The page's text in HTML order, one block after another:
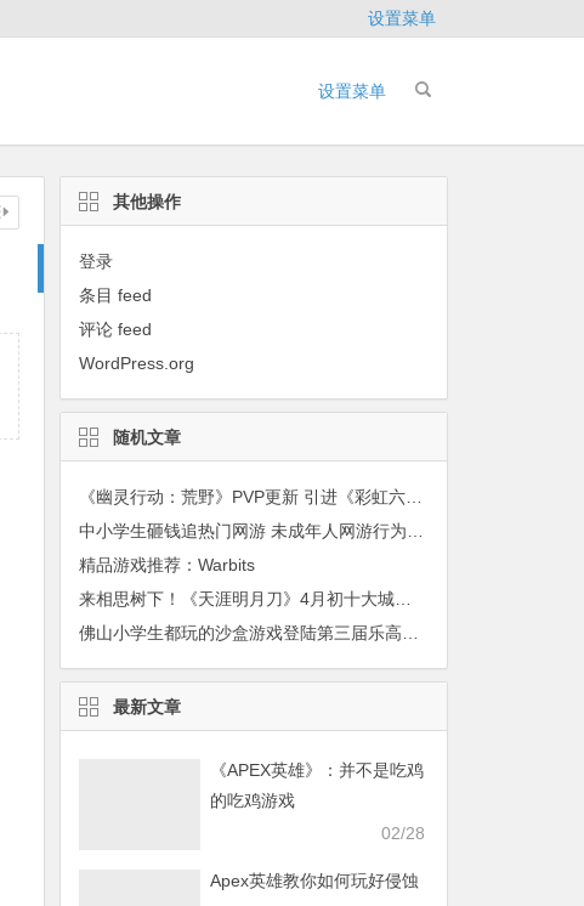
设置菜单
设置菜单
其他操作
登录
条目 feed
评论 feed
WordPress.org
随机文章
《幽灵行动：荒野》PVP更新 引进《彩虹六号：围攻》特勤干员
精品游戏推荐：Warbits
来相思树下！《天涯明月刀》4月初十大城市校园之约
最新文章
《APEX英雄》：并不是吃鸡
的吃鸡游戏
02/28
Apex英雄教你如何玩好侵蚀